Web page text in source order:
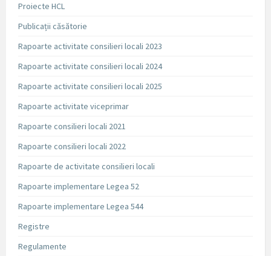
Proiecte HCL
Publicații căsătorie
Rapoarte activitate consilieri locali 2023
Rapoarte activitate consilieri locali 2024
Rapoarte activitate consilieri locali 2025
Rapoarte activitate viceprimar
Rapoarte consilieri locali 2021
Rapoarte consilieri locali 2022
Rapoarte de activitate consilieri locali
Rapoarte implementare Legea 52
Rapoarte implementare Legea 544
Registre
Regulamente